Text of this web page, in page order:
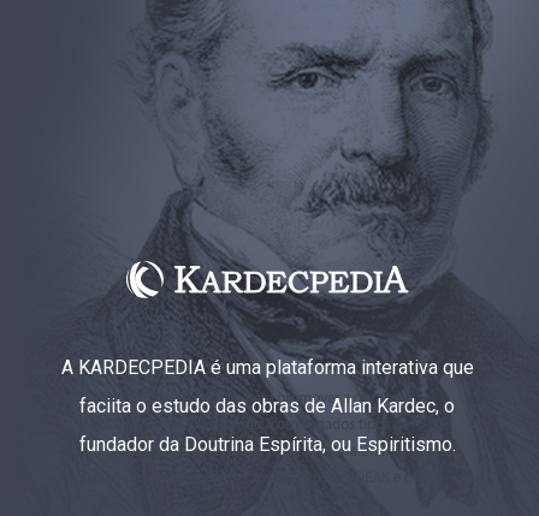
A KARDECPEDIA é uma plataforma interativa que
faciita o estudo das obras de Allan Kardec, o
fundador da Doutrina Espírita, ou Espiritismo.